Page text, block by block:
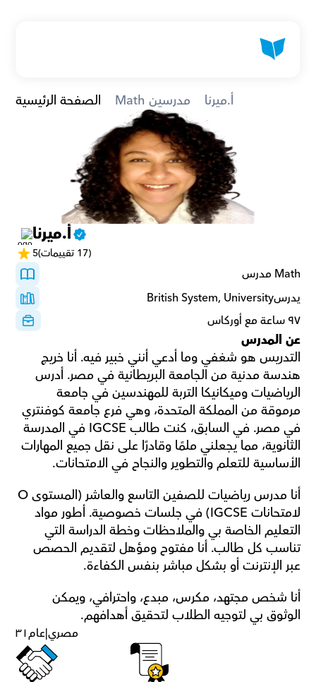
الصفحة الرئيسية Math مدرسين أ.ميرنا
أ.ميرنا
5 (17 تقييمات)
Math مدرس
يدرسBritish System, University
٩٧ ساعة مع أوركاس
عن المدرس
الأساسية للتعلم والتطوير والنجاح في الامتحانات.
عبر الإنترنت أو بشكل مباشر بنفس الكفاءة.
الوثوق بي لتوجيه الطلاب لتحقيق أهدافهم.
٣١عام|مصري